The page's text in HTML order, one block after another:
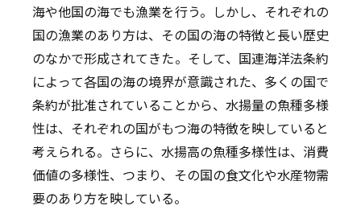
海や他国の海でも漁業を行う。しかし、それぞれの
国の漁業のあり方は、その国の海の特徴と長い歴史
のなかで形成されてきた。そして、国連海洋法条約
によって各国の海の境界が意識された、多くの国で
条約が批准されていることから、水揚量の魚種多様
性は、それぞれの国がもつ海の特徴を映していると
考えられる。さらに、水揚高の魚種多様性は、消費
価値の多様性、つまり、その国の食文化や水産物需
要のあり方を映している。